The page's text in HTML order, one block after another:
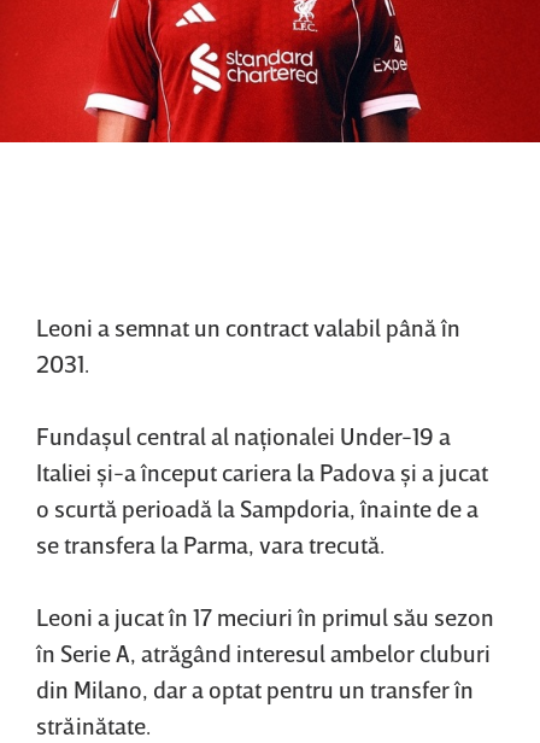
Leoni a semnat un contract valabil până în
2031.
Fundaşul central al naţionalei Under-19 a
Italiei şi-a început cariera la Padova şi a jucat
o scurtă perioadă la Sampdoria, înainte de a
se transfera la Parma, vara trecută.
Leoni a jucat în 17 meciuri în primul său sezon
în Serie A, atrăgând interesul ambelor cluburi
din Milano, dar a optat pentru un transfer în
străinătate.